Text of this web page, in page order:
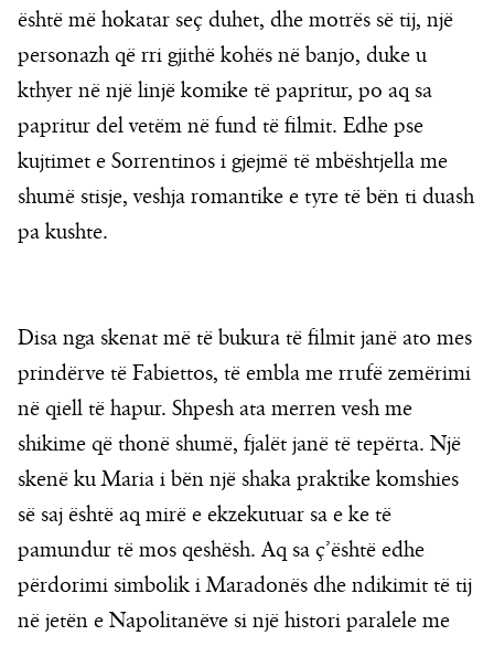
është më hokatar seç duhet, dhe motrës së tij, një
personazh që rri gjithë kohës në banjo, duke u
kthyer në një linjë komike të papritur, po aq sa
papritur del vetëm në fund të filmit. Edhe pse
kujtimet e Sorrentinos i gjejmë të mbështjella me
shumë stisje, veshja romantike e tyre të bën ti duash
pa kushte.
Disa nga skenat më të bukura të filmit janë ato mes
prindërve të Fabiettos, të embla me rrufë zemërimi
në qiell të hapur. Shpesh ata merren vesh me
shikime që thonë shumë, fjalët janë të tepërta. Një
skenë ku Maria i bën një shaka praktike komshies
së saj është aq mirë e ekzekutuar sa e ke të
pamundur të mos qeshësh. Aq sa ç’është edhe
përdorimi simbolik i Maradonës dhe ndikimit të tij
në jetën e Napolitanëve si një histori paralele me